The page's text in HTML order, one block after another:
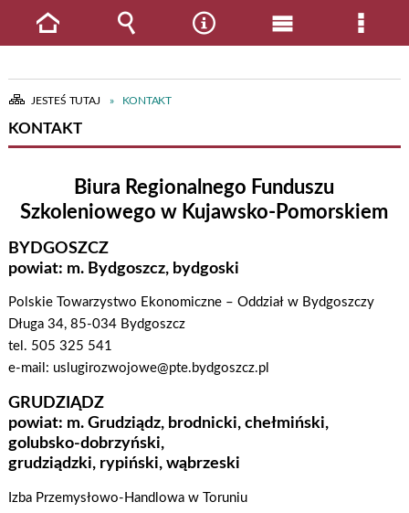
JESTEŚ TUTAJ KONTAKT
KONTAKT
Biura Regionalnego Funduszu
Szkoleniowego w Kujawsko-Pomorskiem
BYDGOSZCZ
powiat: m. Bydgoszcz, bydgoski
Polskie Towarzystwo Ekonomiczne – Oddział w Bydgoszczy
Długa 34, 85-034 Bydgoszcz
tel. 505 325 541
e-mail: uslugirozwojowe@pte.bydgoszcz.pl
GRUDZIĄDZ
powiat: m. Grudziądz, brodnicki, chełmiński,
golubsko-dobrzyński,
grudziądzki, rypiński, wąbrzeski
Izba Przemysłowo-Handlowa w Toruniu
Strona
główna
Wyszukiwarka
NarzędziaMenu
główne
Menu